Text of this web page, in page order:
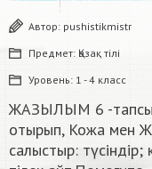
Автор: pushistikmistr
Предмет: Қазақ тiлi
Уровень: 1 - 4 класс
ЖАЗЫЛЫМ 6 -
отырып, Кожа мен
салыстыр: